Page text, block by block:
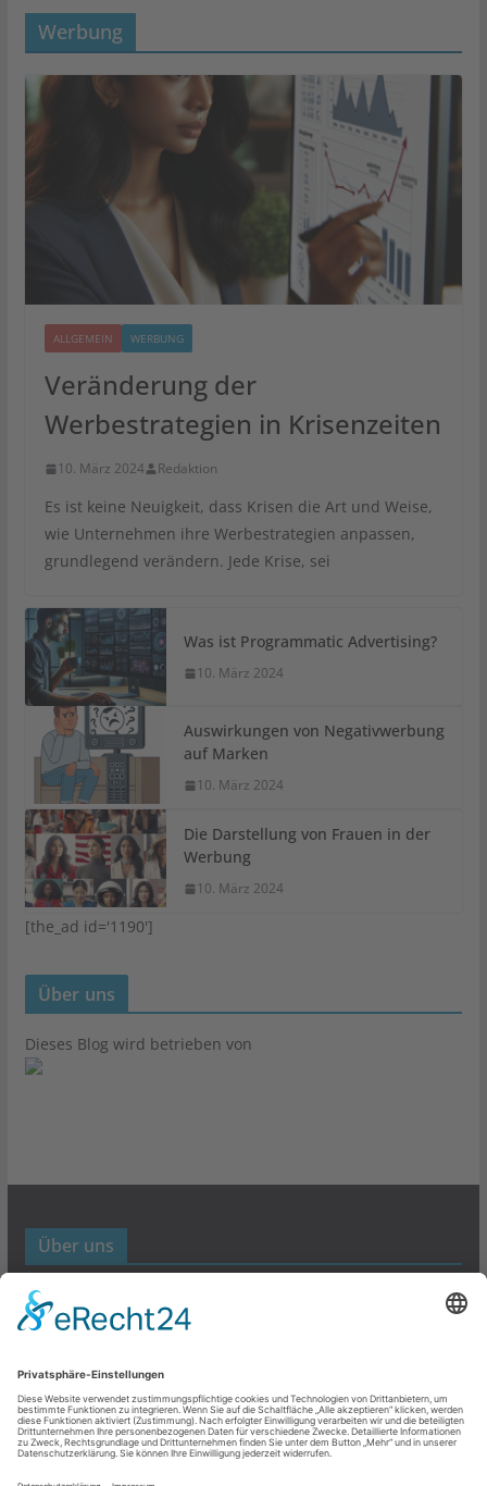
Werbung
ALLGEMEIN WERBUNG
Veränderung der
Werbestrategien in Krisenzeiten
10. März 2024 Redaktion
Es ist keine Neuigkeit, dass Krisen die Art und Weise,
wie Unternehmen ihre Werbestrategien anpassen,
grundlegend verändern. Jede Krise, sei
Was ist Programmatic Advertising?
10. März 2024
Auswirkungen von Negativwerbung
auf Marken
10. März 2024
Die Darstellung von Frauen in der
Werbung
10. März 2024
[the_ad id='1190']
Über uns
Dieses Blog wird betrieben von
Über uns
Werbund- und Marketing Blog
Links
Datenschutz
Impressum